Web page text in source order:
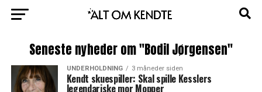
Seneste nyheder om "Bodil Jørgensen"
UNDERHOLDNING 3 måneder siden
Kendt skuespiller: Skal spille Kesslers
legendariske mor Mopper